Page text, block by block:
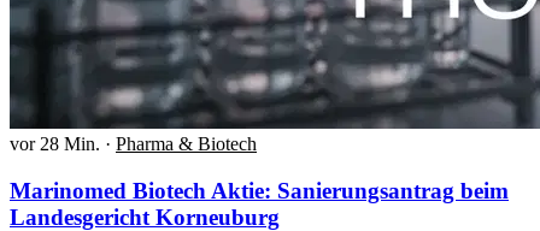
vor 28 Min. · Pharma & Biotech
Marinomed Biotech Aktie: Sanierungsantrag beim
Landesgericht Korneuburg